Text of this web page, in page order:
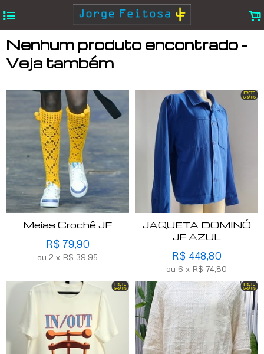
4 .
Nenhum produto encontrado -
Veja também
Meias Crochê JF
R$ 79,90
ou 2 x R$ 39,95
JAQUETA DOMINÓ
JF AZUL
R$ 448,80
ou 6 x R$ 74,80